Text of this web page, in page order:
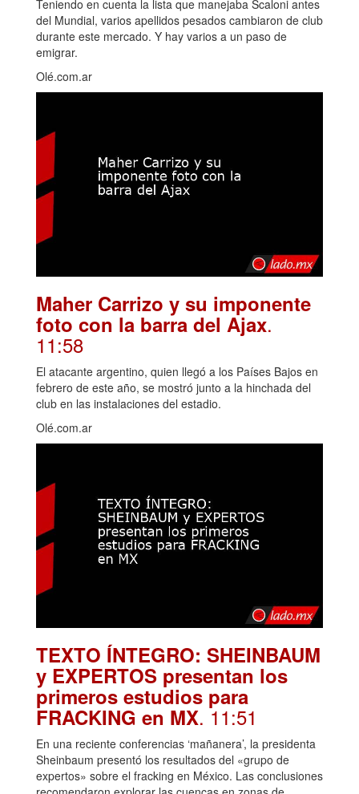
Teniendo en cuenta la lista que manejaba Scaloni antes
del Mundial, varios apellidos pesados cambiaron de club
durante este mercado. Y hay varios a un paso de
emigrar.
Olé.com.ar
Maher Carrizo y su imponente
foto con la barra del Ajax.
11:58
El atacante argentino, quien llegó a los Países Bajos en
febrero de este año, se mostró junto a la hinchada del
club en las instalaciones del estadio.
Olé.com.ar
TEXTO ÍNTEGRO: SHEINBAUM
y EXPERTOS presentan los
primeros estudios para
FRACKING en MX. 11:51
En una reciente conferencias ‘mañanera’, la presidenta
Sheinbaum presentó los resultados del «grupo de
expertos» sobre el fracking en México. Las conclusiones